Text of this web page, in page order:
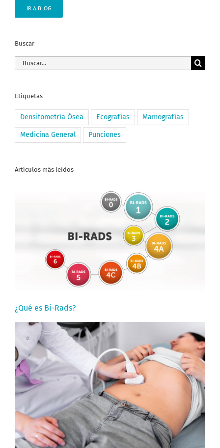
IR A BLOG
Buscar
Buscar:
Etiquetas
Densitometría Ósea Ecografías Mamografías
Medicina General Punciones
Artículos más leídos
¿Qué es Bi-Rads?